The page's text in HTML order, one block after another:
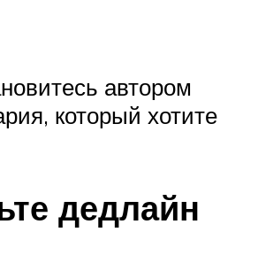
автором
который хотите
дедлайн